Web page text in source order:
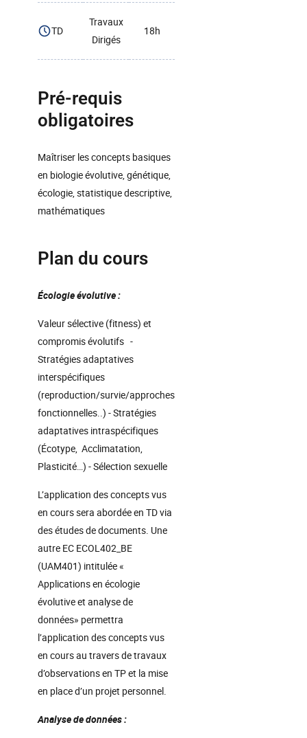
TD
Travaux
Dirigés
18h
Pré-requis
obligatoires
Maîtriser les concepts basiques
en biologie évolutive, génétique,
écologie, statistique descriptive,
mathématiques
Plan du cours
Écologie évolutive :
Valeur sélective (fitness) et
compromis évolutifs -
Stratégies adaptatives
interspécifiques
(reproduction/survie/approches
fonctionnelles..) - Stratégies
adaptatives intraspécifiques
(Écotype, Acclimatation,
Plasticité…) - Sélection sexuelle
L’application des concepts vus
en cours sera abordée en TD via
des études de documents. Une
autre EC ECOL402_BE
(UAM401) intitulée «
Applications en écologie
évolutive et analyse de
données» permettra
l’application des concepts vus
en cours au travers de travaux
d’observations en TP et la mise
en place d’un projet personnel.
Analyse de données :